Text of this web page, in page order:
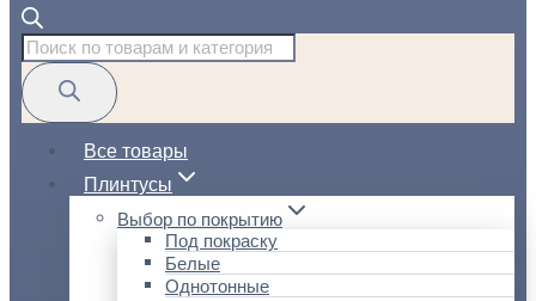
Поиск
товаров
Все товары
Плинтусы
Выбор по покрытию
Под покраску
Белые
Однотонные